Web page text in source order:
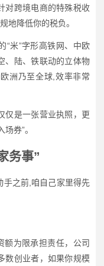
对跨境电商的特殊税收
地降低你的税负。
“米”字形高铁网、中欧
、陆、铁联动的立体物
洲乃至全球,效率非常
仅是一张营业执照，更
券”。
务事”
手之前,咱自己家里得先
额为限承担责任，公司
数创业者，如果你规模